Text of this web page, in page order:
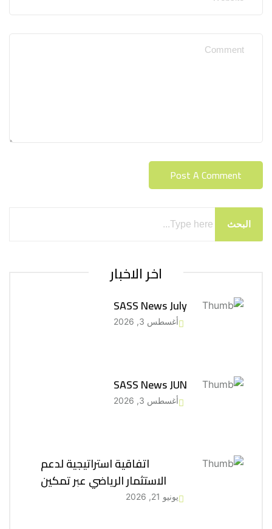
البحث
اخر الاخبار
SASS News July
أغسطس 3, 2026
SASS News JUN
أغسطس 3, 2026
اتفاقية استراتيجية لدعم
الاستثمار الرياضي عبر تمكين
يونيو 21, 2026